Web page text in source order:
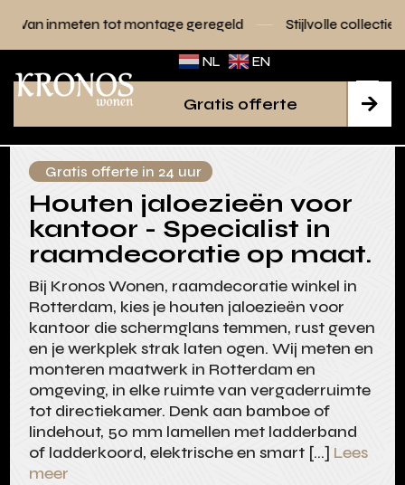
montage geregeld Stijlvolle collecties voor elk
NL EN

Gratis offerte
Gratis offerte in 24 uur
Houten jaloezieën voor
kantoor - Specialist in
raamdecoratie op maat.
Bij Kronos Wonen, raamdecoratie winkel in
Rotterdam, kies je houten jaloezieën voor
kantoor die schermglans temmen, rust geven
en je werkplek strak laten ogen. Wij meten en
monteren maatwerk in Rotterdam en
omgeving, in elke ruimte van vergaderruimte
tot directiekamer. Denk aan bamboe of
lindehout, 50 mm lamellen met ladderband
of ladderkoord, elektrische en smart […] Lees
meer